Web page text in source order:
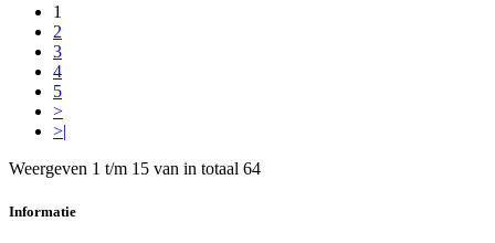
1
2
3
4
5
>
>|
Weergeven 1 t/m 15 van in totaal 64
Informatie